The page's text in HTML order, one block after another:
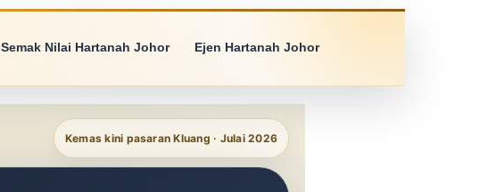
Semak Nilai Hartanah Johor Ejen Hartanah Johor
Kemas kini pasaran Kluang · Julai 2026